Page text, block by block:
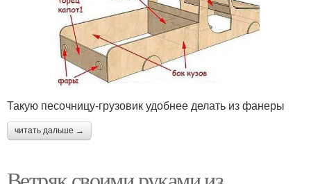
Такую песочницу-грузовик удобнее делать из фанеры
читать дальше →